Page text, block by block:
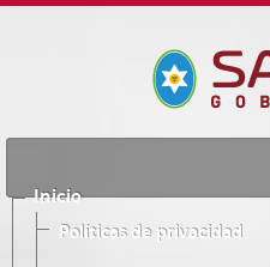
Inicio
Políticas de privacidad